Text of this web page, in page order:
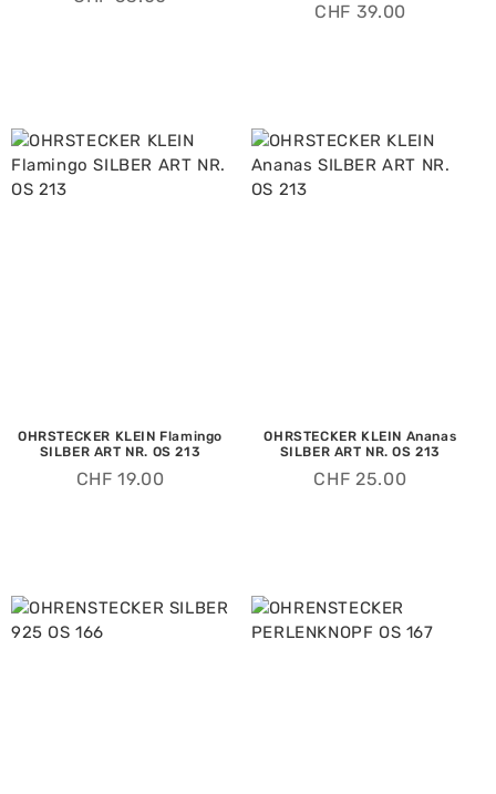
CHF 39.00
OHRSTECKER KLEIN Flamingo
SILBER ART NR. OS 213
CHF 19.00
OHRSTECKER KLEIN Ananas
SILBER ART NR. OS 213
CHF 25.00